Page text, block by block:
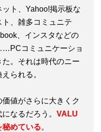
ト、Yahoo!掲示板な
、雑多コミュニテ
、インスタなどの
コミュニケーショ
。それは時代のニー
られる。
値がさらに大きくク
なるだろう。 VALU
秘めている。